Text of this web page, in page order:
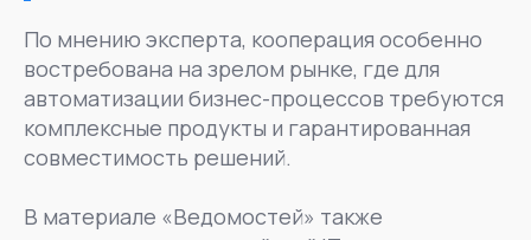
По мнению эксперта, кооперация особенно
востребована на зрелом рынке, где для
автоматизации бизнес-процессов требуются
комплексные продукты и гарантированная
совместимость решений.
В материале «Ведомостей» также